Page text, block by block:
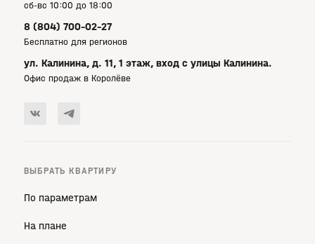
сб-вс 10:00 до 18:00
8 (804) 700-02-27
Бесплатно для регионов
ул. Калинина, д. 11, 1 этаж, вход с улицы Калинина.
Офис продаж в Королёве
ВЫБРАТЬ КВАРТИРУ
По параметрам
На плане